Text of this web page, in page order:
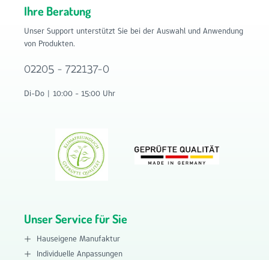
Ihre Beratung
Unser Support unterstützt Sie bei der Auswahl und Anwendung
von Produkten.
02205 - 722137-0
Di-Do | 10:00 - 15:00 Uhr
Unser Service für Sie
Hauseigene Manufaktur
Individuelle Anpassungen